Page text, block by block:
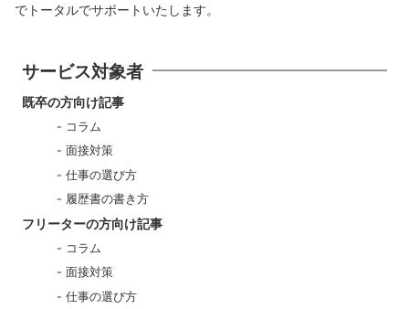
でトータルでサポートいたします。
サービス対象者
既卒の方向け記事
コラム
面接対策
仕事の選び方
履歴書の書き方
フリーターの方向け記事
コラム
面接対策
仕事の選び方